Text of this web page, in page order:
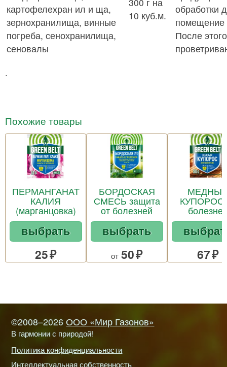
картофелехран ил и ща,
зернохранилища, винные
погреба, сенохранилища,
сеновалы
10 куб.м.
обработки
помещение
После
.
Похожие товары
ПЕРМАНГАНАТ
КАЛИЯ
(марганцовка)
выбрать
25
БОРДОСКАЯ
СМЕСЬ защита
от болезней
выбрать
от 50
КУПОРОС
растений
67
©2008–2026 ООО «Мир Газонов»
В гармонии с природой!
Политика конфиденциальности
Интеллектуальная собственность